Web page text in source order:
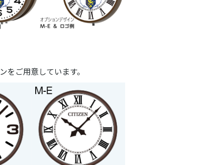
ご用意しています。